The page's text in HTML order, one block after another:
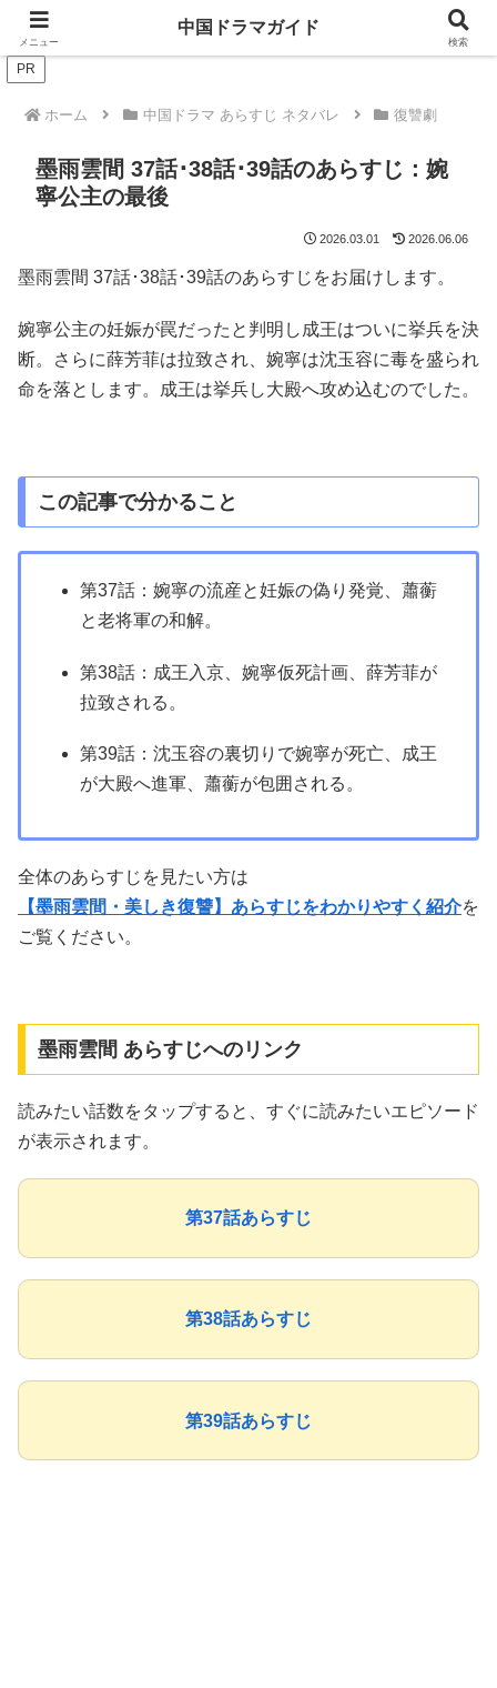
ドラマは歴史を知るともっと面白い！
PR
ホーム 中国ドラマ あらすじ ネタバレ 復讐劇
墨雨雲間 37話･38話･39話のあらすじ：婉
寧公主の最後
2026.03.01 2026.06.06
墨雨雲間 37話･38話･39話のあらすじをお届けします。
婉寧公主の妊娠が罠だったと判明し成王はついに挙兵を決
断。さらに薛芳菲は拉致され、婉寧は沈玉容に毒を盛られ
命を落とします。成王は挙兵し大殿へ攻め込むのでした。
この記事で分かること
第37話：婉寧の流産と妊娠の偽り発覚、蕭蘅
と老将軍の和解。
第38話：成王入京、婉寧仮死計画、薛芳菲が
拉致される。
第39話：沈玉容の裏切りで婉寧が死亡、成王
が大殿へ進軍、蕭蘅が包囲される。
全体のあらすじを見たい方は
【墨雨雲間・美しき復讐】あらすじをわかりやすく紹介を
ご覧ください。
墨雨雲間 あらすじへのリンク
読みたい話数をタップすると、すぐに読みたいエピソード
が表示されます。
第37話あらすじ
第38話あらすじ
第39話あらすじ
メニュー
中国ドラマガイド
検索